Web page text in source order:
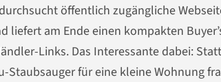
öffentlich zugängliche
liefert am Ende einen kompakten
Links. Das Interessante dabei:
Staubsauger für eine kleine Wohnung